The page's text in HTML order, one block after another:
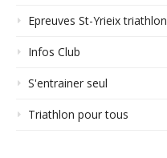
Epreuves St-Yrieix triathlon
Infos Club
S'entrainer seul
Triathlon pour tous